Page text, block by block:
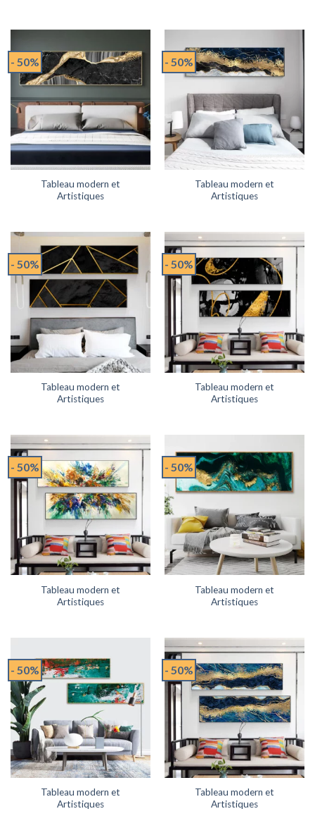
- 50%
Tableau modern et
Artistiques
- 50%
Tableau modern et
Artistiques
- 50%
Tableau modern et
Artistiques
- 50%
Tableau modern et
Artistiques
- 50%
Tableau modern et
Artistiques
- 50%
Tableau modern et
Artistiques
- 50%
Tableau modern et
Artistiques
- 50%
Tableau modern et
Artistiques